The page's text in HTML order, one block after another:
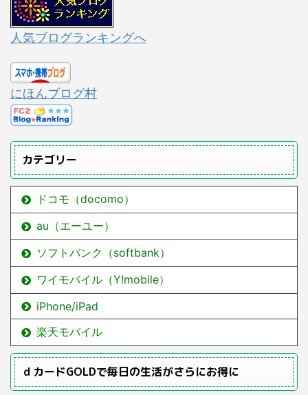
人気ブログランキングへ
にほんブログ村
カテゴリー
ドコモ（docomo）
au（エーユー）
ソフトバンク（softbank）
ワイモバイル（Y!mobile）
iPhone/iPad
楽天モバイル
ｄカードGOLDで毎日の生活がさらにお得に